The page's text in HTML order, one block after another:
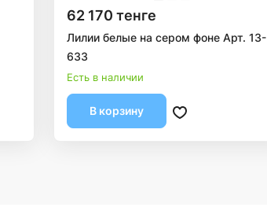
62 170 тенге
Лилии белые на сером фоне Арт. 13-
633
Есть в наличии
В корзину